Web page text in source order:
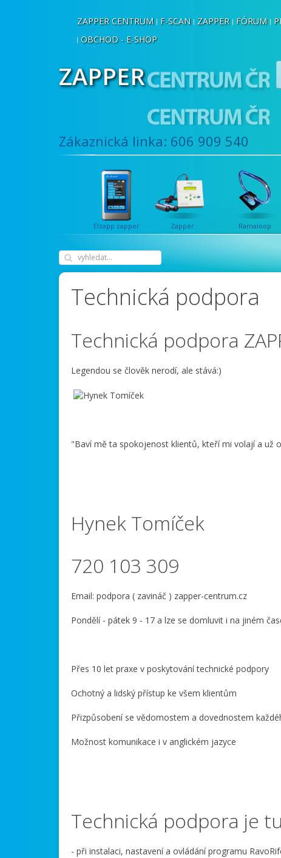
ZAPPER CENTRUM F-SCAN ZAPPER FÓRUM
OBCHOD - E-SHOP
ZAPPER
Zákaznická linka: 606 909 540
Elzapp zapper Zapper Ramaloop
Technická podpora
Technická podpora
Legendou se člověk nerodí, ale stává:)
"Baví mě ta spokojenost klientů, kteří mi volají a už
Hynek Tomíček
720 103 309
Email: podpora ( zavináč ) zapper-centrum.cz
Pondělí - pátek 9 - 17 a lze se domluvit i na jiném
Přes 10 let praxe v poskytování technické podpory
Ochotný a lidský přístup ke všem klientům
Přizpůsobení se vědomostem a dovednostem
Možnost komunikace i v anglickém jazyce
Technická podpora je
- při instalaci, nastavení a ovládání programu